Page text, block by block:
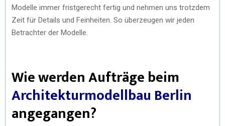
Modelle immer fristgerecht fertig und nehmen uns trotzdem
Zeit für Details und Feinheiten. So überzeugen wir jeden
Betrachter der Modelle.
Wie werden Aufträge beim
Architekturmodellbau Berlin
angegangen?